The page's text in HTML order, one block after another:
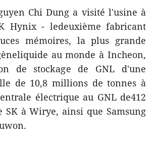
Chi Dung a visité l'usine à
Hynix - ledeuxième fabricant
mémoires, la plus grande
au monde à Incheon,
de stockage de GNL d'une
de 10,8 millions de tonnes à
électrique au GNL de412
SK à Wirye, ainsi que Samsung